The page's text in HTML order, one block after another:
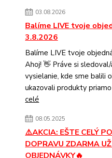
03.08.2026
Balíme LIVE tvoje
3.8.2026
Balíme LIVE tvoje
Ahoj! 👋 Práve si
vysielanie, kde sme balili
ukazovali produkty priamo
celé
08.05.2025
⚠️AKCIA: EŠTE CELÝ
DOPRAVU ZDARMA
OBJEDNÁVKY🔥